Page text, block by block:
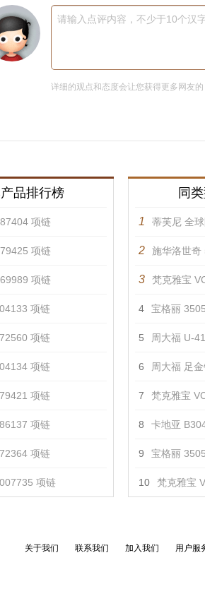
请输入点评内容，不少于10个汉
详细的观点和态度会让您获得更多网友的
品排行榜
项链
项链
项链
项链
项链
项链
项链
项链
项链
项链
同
1 蒂芙尼 全
2 施华洛世奇
3 梵克雅宝
4 宝格丽
5 周大福 U-
6 周大福 足
7 梵克雅宝
8 卡地亚
9 宝格丽
10 梵克雅宝
关于我们 联系我们 加入我们 用户服